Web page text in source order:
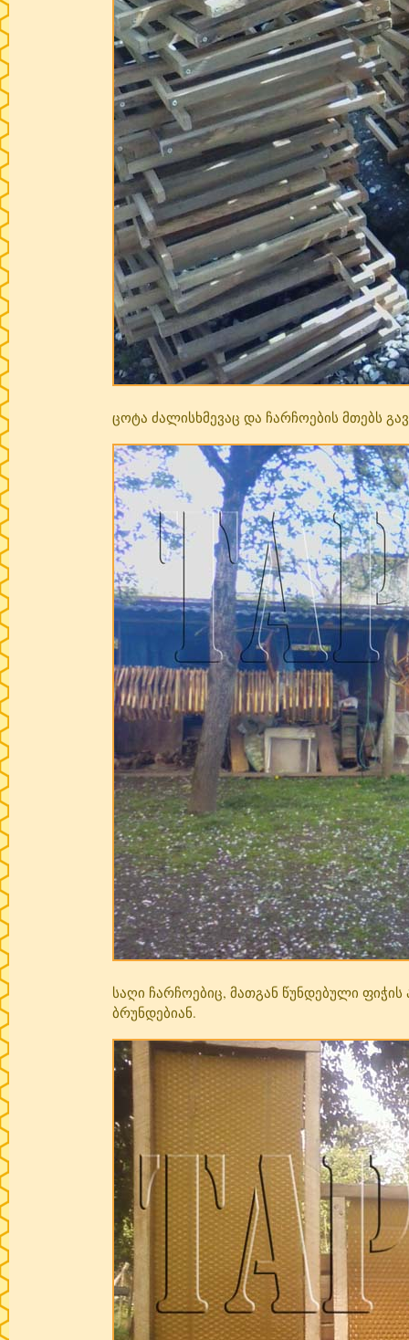
ცოტა ძალისხმევაც და ჩარჩოების მთებს
საღი ჩარჩოებიც, მათგან წუნდებული ფიჭის
ბრუნდებიან.